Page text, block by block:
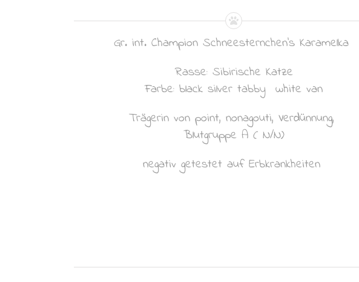
Gr. int. Champion Schneesternchen’s Karamelka
Rasse: Sibirische Katze
Farbe: black silver tabby white van
Trägerin von point, nonagouti, Verdünnung,
Blutgruppe A ( N/N)
negativ getestet auf Erbkrankheiten